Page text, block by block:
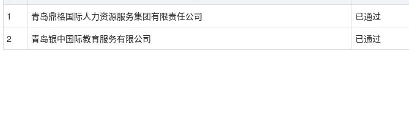
1
青岛鼎格国际人力资源服务集团有限责任公司 已通过
2
青岛银中国际教育服务有限公司 已通过